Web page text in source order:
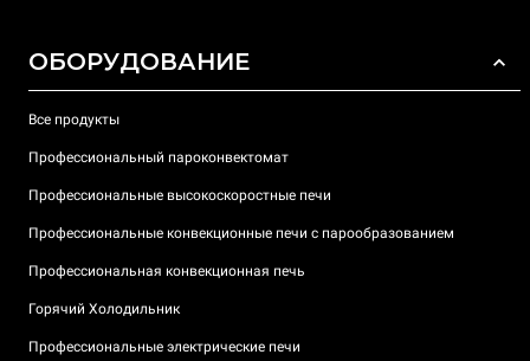
ОБОРУДОВАНИЕ
Все продукты
Профессиональный пароконвектомат
Профессиональные высокоскоростные печи
Профессиональные конвекционные печи с парообразованием
Профессиональная конвекционная печь
Горячий Холодильник
Профессиональные электрические печи